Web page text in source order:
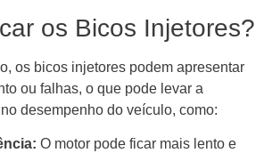
os Bicos Injetores?
os bicos injetores podem apresentar
ou falhas, o que pode levar a
desempenho do veículo, como:
O motor pode ficar mais lento e